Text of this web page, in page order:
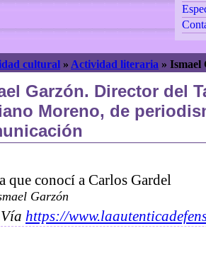
cultural » Actividad literaria »
Garzón. Director del
Moreno, de
que conocí a Carlos Gardel
Garzón
Vía https://